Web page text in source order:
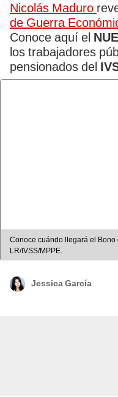
Nicolás Maduro
de Guerra
Conoce aquí el
los trabajadores
pensionados del
Conoce cuándo llegará el
LR/IVSS/MPPE.
Jessica García